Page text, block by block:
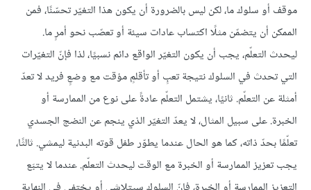
موقف أو سلوك ما، لكن ليس بالضرورة أن يكون هذا التغيّر تحسّنًا، فمن
الممكن أن يتضمّن مثلًا اكتساب عادات سيئة أو تعصّب نحو أمرٍ ما.
ليحدث التعلّم، يجب أن يكون التغيّر الواقع دائم نسبيًا، لذا فإنّ التغيّرات
التي تحدث في السلوك نتيجة تعبٍ أو تأقلمٍ مؤقت مع وضعٍ فريد لا تعدّ
أمثلة عن التعلّم. ثانيًا، يشتمل التعلّم عادةً على نوع من الممارسة أو
الخبرة. على سبيل المثال، لا يعدّ التغيّر الذي ينجم عن النضج الجسدي
تعلّمًا بحدّ ذاته، كما هو الحال عندما يطوّر طفل قوته البدنية ليمشي. ثالثًا،
يجب تعزيز الممارسة أو الخبرة مع الوقت ليحدث التعلّم. عندما لا يتبَع